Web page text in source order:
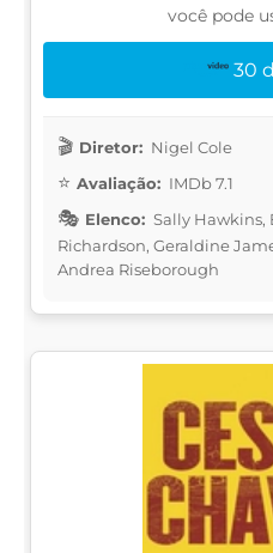
você pode
30
Diretor: Nigel Cole
Avaliação: IMDb 7.1
Elenco: Sally Hawkins,
Richardson, Geraldine
Andrea Riseborough